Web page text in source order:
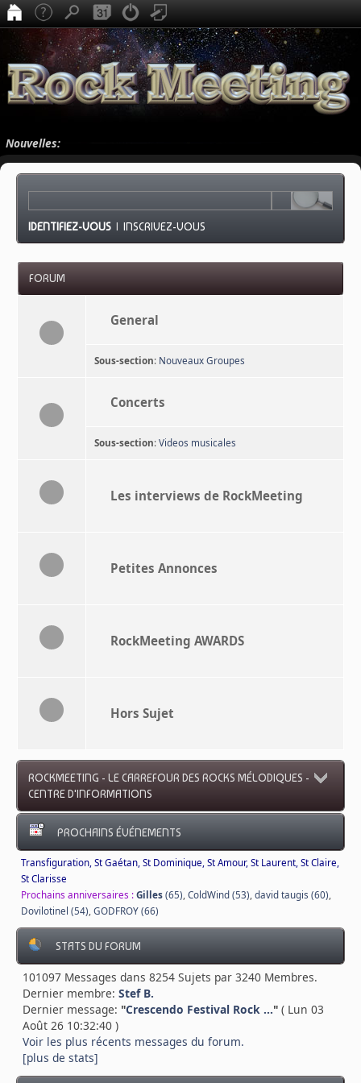
Nouvelles:
IDENTIFIEZ-VOUS |INSCRIVEZ-VOUS
FORUM
General
Sous-section: Nouveaux Groupes
Concerts
Sous-section: Videos musicales
Les interviews de RockMeeting
Petites Annonces
RockMeeting AWARDS
Hors Sujet
ROCKMEETING - LE CARREFOUR DES ROCKS MÉLODIQUES -
CENTRE D'INFORMATIONS
PROCHAINS ÉVÉNEMENTS
Transfiguration, St Gaétan, St Dominique, St Amour, St Laurent, St Claire,
St Clarisse
Prochains anniversaires : Gilles (65) ,ColdWind (53) ,david taugis (60)
Dovilotinel (54) ,GODFROY (66)
STATS DU FORUM
101097 Messages dans 8254 Sujets par 3240 Membres.
Dernier membre: Stef B.
Dernier message: "Crescendo Festival Rock ..."( Lun 03
Août 26 10:32:40 )
Voir les plus récents messages du forum.
[plus de stats]